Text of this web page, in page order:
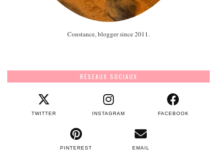
Constance, blogger since 2011.
RÉSEAUX SOCIAUX
TWITTER INSTAGRAM FACEBOOK
PINTEREST EMAIL